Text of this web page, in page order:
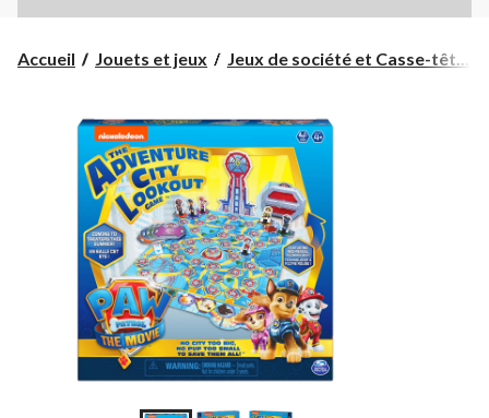
Accueil Jouets et jeux Jeux de société et Casse-têt...